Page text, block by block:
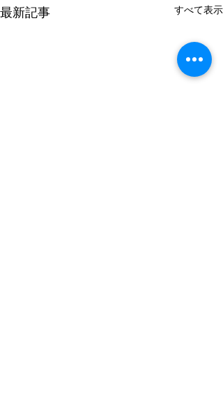
最新記事 すべて表示